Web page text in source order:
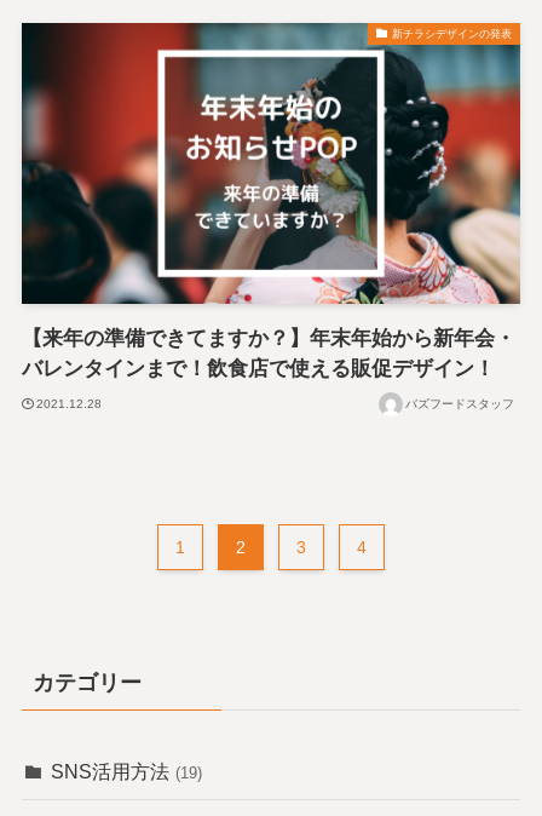
新チラシデザインの発表
【来年の準備できてますか？】年末年始から新年会・
バレンタインまで！飲食店で使える販促デザイン！
2021.12.28 バズフードスタッフ
1 2 3 4
カテゴリー
SNS活用方法 (19)